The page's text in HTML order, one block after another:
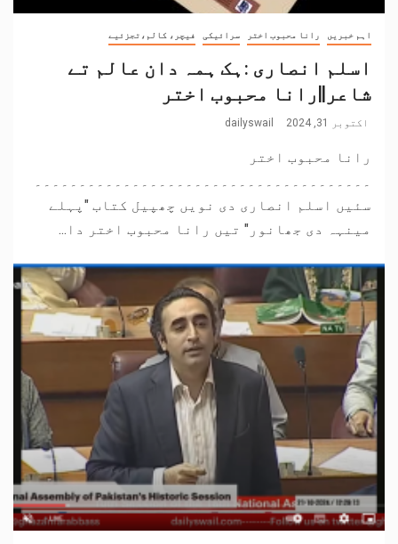
اہم خبریں رانا محبوب اختر سرائیکی فیچر، کالم،تجزئیے
اسلم انصاری :ہک ہمہ دان عالم تے
شاعر||رانا محبوب اختر
اکتوبر 31, 2024 dailyswail
رانا محبوب اختر
۔۔۔۔۔۔۔۔۔۔۔۔۔۔۔۔۔۔۔۔۔۔۔۔۔۔۔۔۔۔۔۔۔۔۔۔۔۔
سئیں اسلم انصاری دی نویں چھپیل کتاب "پہلے
مینہہ دی جھانور" تیں رانا محبوب اختر دا...